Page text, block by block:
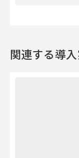
関連する導